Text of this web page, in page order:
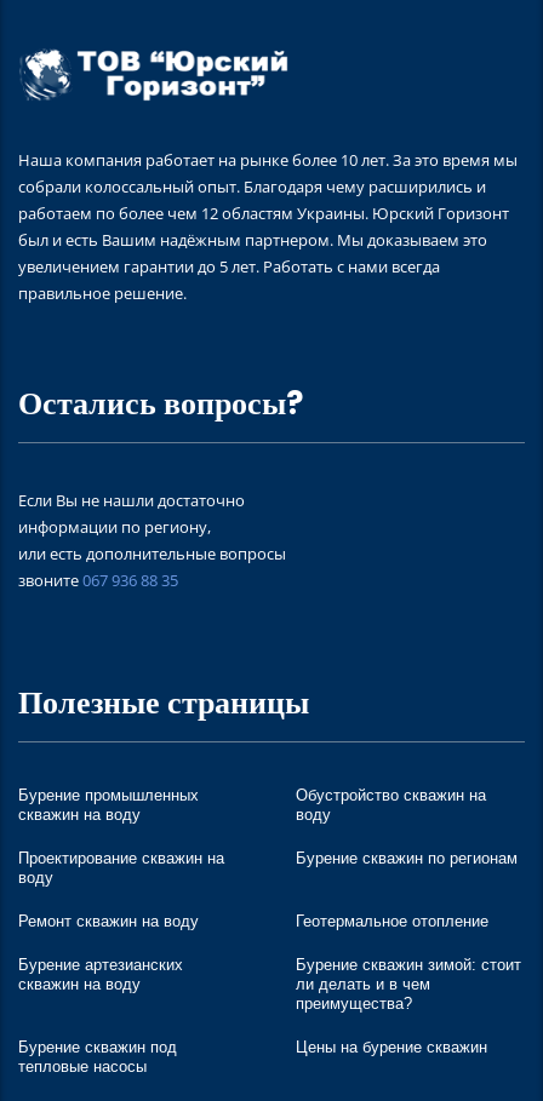
Наша компания работает на рынке более 10 лет. За это время мы
собрали колоссальный опыт. Благодаря чему расширились и
работаем по более чем 12 областям Украины. Юрский Горизонт
был и есть Вашим надёжным партнером. Мы доказываем это
увеличением гарантии до 5 лет. Работать с нами всегда
правильное решение.
Остались вопросы?
Если Вы не нашли достаточно
информации по региону,
или есть дополнительные вопросы
звоните067 936 88 35
Полезные страницы
Бурение промышленных
скважин на воду
Обустройство скважин на
воду
Проектирование скважин на
воду
Бурение скважин по регионам
Ремонт скважин на воду Геотермальное отопление
Бурение артезианских
скважин на воду
Бурение скважин зимой: стоит
ли делать и в чем
преимущества?
Бурение скважин под
тепловые насосы
Цены на бурение скважин